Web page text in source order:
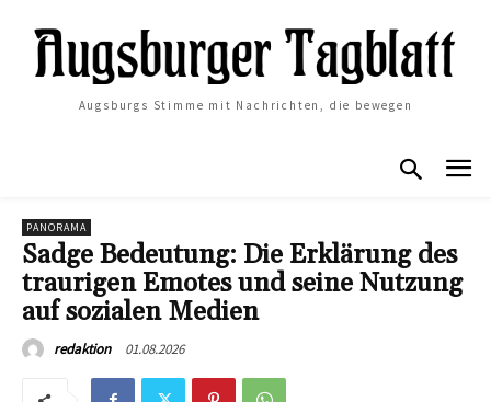
Augsburgs Stimme mit Nachrichten, die bewegen
PANORAMA
Sadge Bedeutung: Die Erklärung des
traurigen Emotes und seine Nutzung
auf sozialen Medien
redaktion 01.08.2026